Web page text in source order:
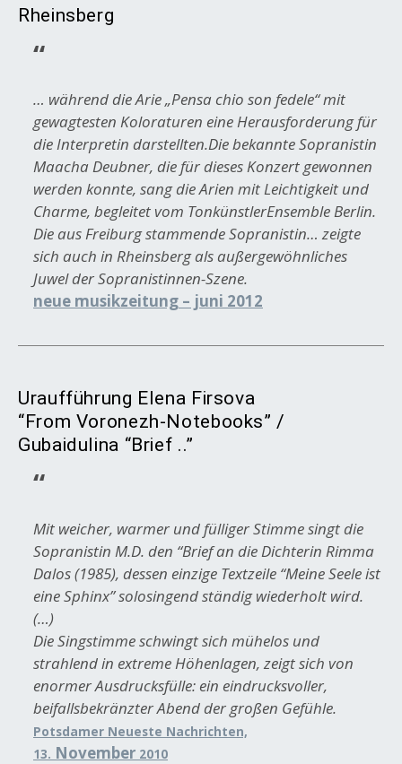
Rheinsberg
… während die Arie „Pensa chio son fedele“ mit
gewagtesten Koloraturen eine Herausforderung für
die Interpretin darstellten.Die bekannte Sopranistin
Maacha Deubner, die für dieses Konzert gewonnen
werden konnte, sang die Arien mit Leichtigkeit und
Charme, begleitet vom TonkünstlerEnsemble Berlin.
Die aus Freiburg stammende Sopranistin… zeigte
sich auch in Rheinsberg als außergewöhnliches
Juwel der Sopranistinnen-Szene.
neue musikzeitung – juni 2012
Uraufführung Elena Firsova
“From Voronezh-Notebooks” /
Gubaidulina “Brief ..”
Mit weicher, warmer und fülliger Stimme singt die
Sopranistin M.D. den “Brief an die Dichterin Rimma
Dalos (1985), dessen einzige Textzeile “Meine Seele ist
eine Sphinx” solosingend ständig wiederholt wird.
(…)
Die Singstimme schwingt sich mühelos und
strahlend in extreme Höhenlagen, zeigt sich von
enormer Ausdrucksfülle: ein eindrucksvoller,
beifallsbekränzter Abend der großen Gefühle.
Potsdamer Neueste Nachrichten,
13. November 2010